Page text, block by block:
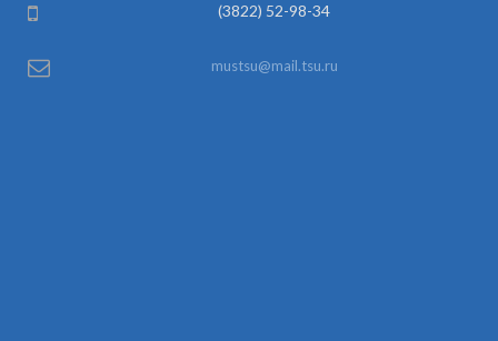
(3822) 52-98-34
mustsu@mail.tsu.ru